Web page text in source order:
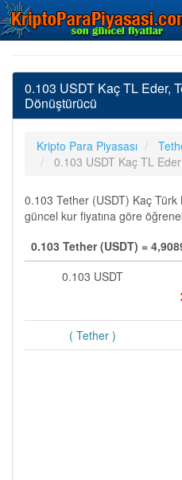
0.103 USDT Kaç TL Eder,
Dönüştürücü
Kripto Para Piyasası
0.103 USDT Kaç TL Eder
0.103 Tether (USDT) Kaç Türk
güncel kur fiyatına göre
0.103 Tether (USDT) =
0.103 USDT
( Tether )